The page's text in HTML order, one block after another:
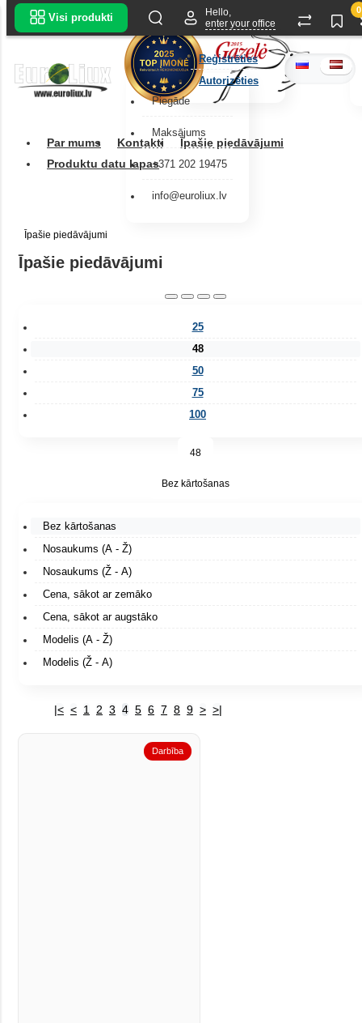
Piegāde
Maksājums
+371 202 19475
info@euroliux.lv
Par mums Kontakti
Īpašie piedāvājumi
Produktu datu lapas
Visi produkti
Hello,
enter your office
Reģistrēties
Autorizēties
0
Īpašie piedāvājumi
Īpašie piedāvājumi
25
48
50
75
100
48
Bez kārtošanas
Bez kārtošanas
Nosaukums (A - Ž)
Nosaukums (Ž - A)
Cena, sākot ar zemāko
Cena, sākot ar augstāko
Modelis (A - Ž)
Modelis (Ž - A)
|< < 1 2 3 4 5 6 7 8 9 > >|
Darbība